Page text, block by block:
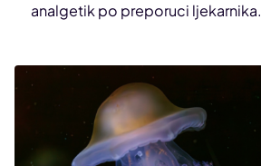
analgetik po preporuci ljekarnika.